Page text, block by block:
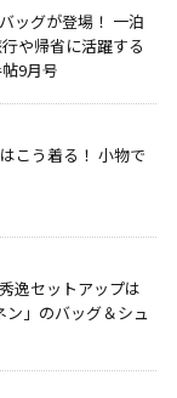
ッグが登場！ 一泊
や帰省に活躍する
9月号
こう着る！ 小物で
逸セットアップは
」のバッグ＆シュ